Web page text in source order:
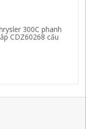
300C phanh
CDZ60268 cấu